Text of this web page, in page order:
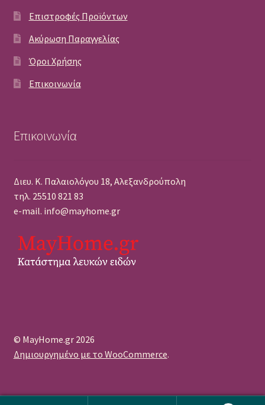
Επιστροφές Προϊόντων
Ακύρωση Παραγγελίας
Όροι Χρήσης
Επικοινωνία
Επικοινωνία
Διευ. Κ. Παλαιολόγου 18, Αλεξανδρούπολη
τηλ. 25510 821 83
e-mail. info@mayhome.gr
© MayHome.gr 2026
Δημιουργημένο με το WooCommerce.